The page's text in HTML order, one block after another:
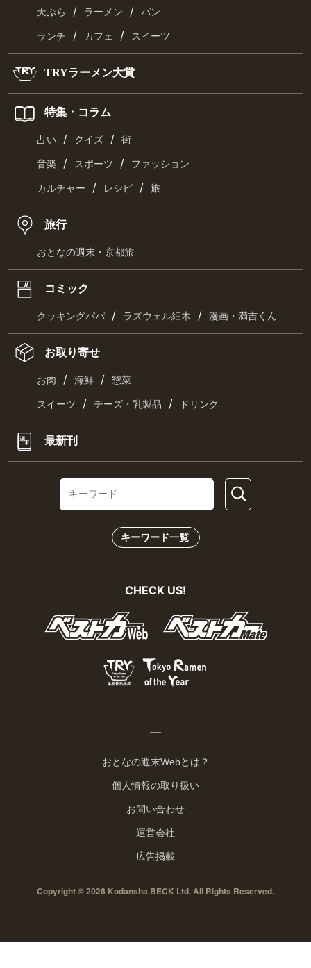
天ぷら / ラーメン / パン
ランチ / カフェ / スイーツ
TRYラーメン大賞
特集・コラム
占い / クイズ / 街
音楽 / スポーツ / ファッション
カルチャー / レシピ / 旅
旅行
おとなの週末・京都旅
コミック
クッキングパパ / ラズウェル細木 / 漫画・満吉くん
お取り寄せ
お肉 / 海鮮 / 惣菜
スイーツ / チーズ・乳製品 / ドリンク
最新刊
キーワード一覧
CHECK US!
おとなの週末Webとは？
個人情報の取り扱い
お問い合わせ
運営会社
広告掲載
Copyright © 2026 Kodansha BECK Ltd. All Rights Reserved.